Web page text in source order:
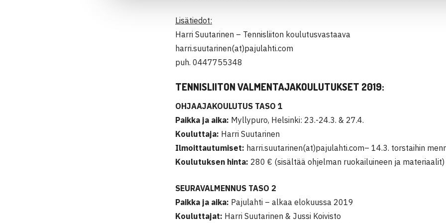
Lisätiedot:
Harri Suutarinen – Tennisliiton koulutusvastaava
harri.suutarinen(at)pajulahti.com
puh. 0447755348
TENNISLIITON VALMENTAJAKOULUTUKSET 2019:
OHJAAJAKOULUTUS TASO 1
Paikka ja aika: Myllypuro, Helsinki: 23.-24.3. & 27.4.
Kouluttaja: Harri Suutarinen
Ilmoittautumiset: harri.suutarinen(at)pajulahti.com– 14.3. torstaihin
Koulutuksen hinta: 280 € (sisältää ohjelman ruokailuineen ja materiaalit)
SEURAVALMENNUS TASO 2
Paikka ja aika: Pajulahti – alkaa elokuussa 2019
Kouluttajat: Harri Suutarinen & Jussi Koivisto